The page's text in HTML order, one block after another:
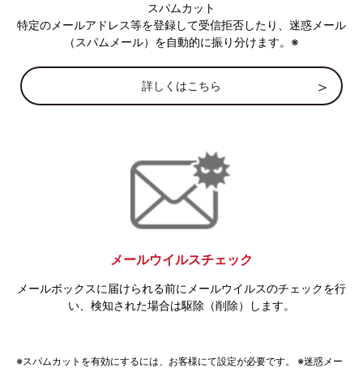
スパムカット
特定のメールアドレス等を登録して受信拒否したり、迷惑メール
（スパムメール）を自動的に振り分けます。※
詳しくはこちら
メールウイルスチェック
メールボックスに届けられる前にメールウイルスのチェックを行
い、検知された場合は駆除（削除）します。
※スパムカットを有効にするには、お客様にて設定が必要です。 ※迷惑メー